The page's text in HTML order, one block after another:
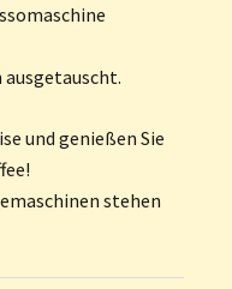
und genießen Sie
stehen